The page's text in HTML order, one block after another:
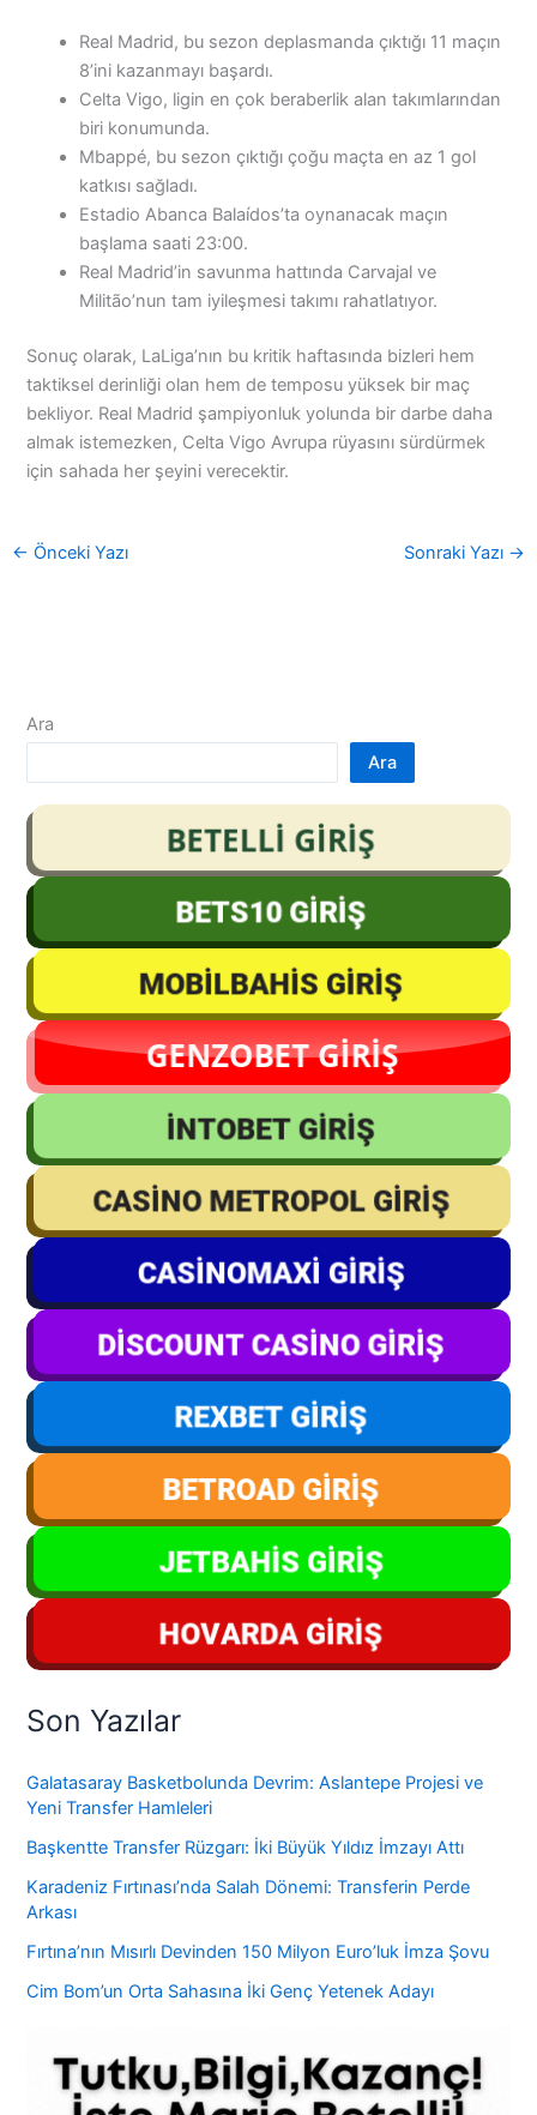
Real Madrid, bu sezon deplasmanda çıktığı 11 maçın
8’ini kazanmayı başardı.
Celta Vigo, ligin en çok beraberlik alan takımlarından
biri konumunda.
Mbappé, bu sezon çıktığı çoğu maçta en az 1 gol
katkısı sağladı.
Estadio Abanca Balaídos’ta oynanacak maçın
başlama saati 23:00.
Real Madrid’in savunma hattında Carvajal ve
Militão’nun tam iyileşmesi takımı rahatlatıyor.
Sonuç olarak, LaLiga’nın bu kritik haftasında bizleri hem
taktiksel derinliği olan hem de temposu yüksek bir maç
bekliyor. Real Madrid şampiyonluk yolunda bir darbe daha
almak istemezken, Celta Vigo Avrupa rüyasını sürdürmek
için sahada her şeyini verecektir.
← Önceki Yazı Sonraki Yazı →
Ara
Ara
Son Yazılar
Galatasaray Basketbolunda Devrim: Aslantepe Projesi ve
Yeni Transfer Hamleleri
Başkentte Transfer Rüzgarı: İki Büyük Yıldız İmzayı Attı
Karadeniz Fırtınası’nda Salah Dönemi: Transferin Perde
Arkası
Fırtına’nın Mısırlı Devinden 150 Milyon Euro’luk İmza Şovu
Cim Bom’un Orta Sahasına İki Genç Yetenek Adayı